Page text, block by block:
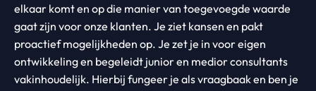
elkaar komt en op die manier van toegevoegde waarde
gaat zijn voor onze klanten. Je ziet kansen en pakt
proactief mogelijkheden op. Je zet je in voor eigen
ontwikkeling en begeleidt junior en medior consultants
vakinhoudelijk. Hierbij fungeer je als vraagbaak en ben je